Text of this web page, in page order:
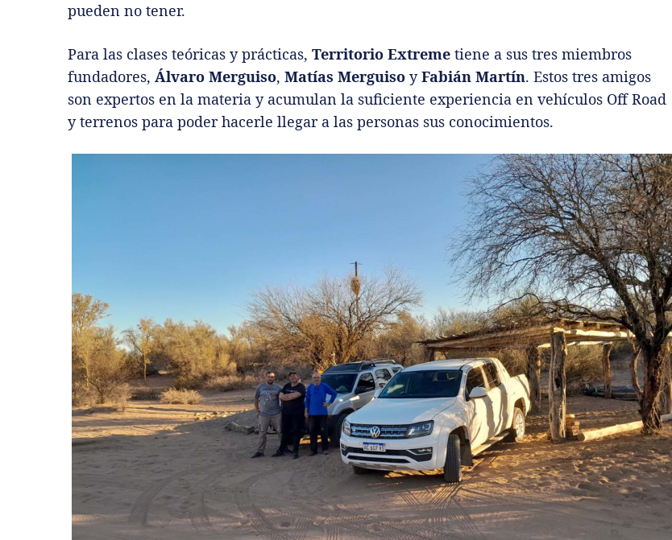
pueden no tener.
Para las clases teóricas y prácticas, Territorio Extreme tiene a sus tres miembros
fundadores, Álvaro Merguiso, Matías Merguiso yFabián Martín. Estos tres amigos
son expertos en la materia y acumulan la suficiente experiencia en vehículos Off Road
y terrenos para poder hacerle llegar a las personas sus conocimientos.